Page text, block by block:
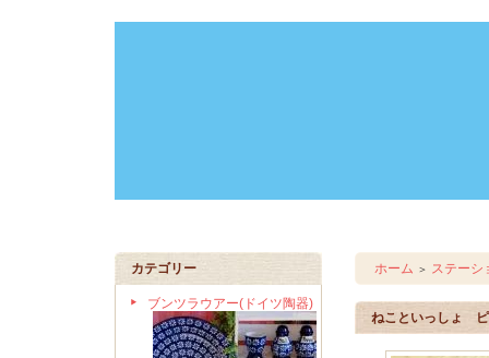
カテゴリー
ブンツラウアー(ドイツ陶器)
ホーム ＞ ステーシ
ねこといっしょ